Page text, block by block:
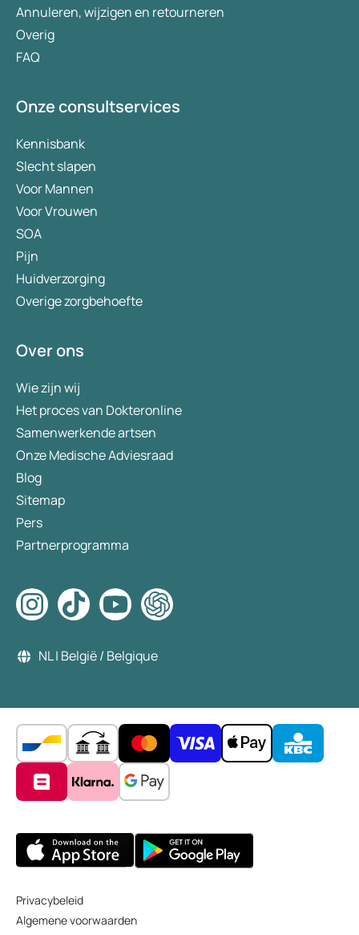
Annuleren, wijzigen en retourneren
Overig
FAQ
Onze consultservices
Kennisbank
Slecht slapen
Voor Mannen
Voor Vrouwen
SOA
Pijn
Huidverzorging
Overige zorgbehoefte
Over ons
Wie zijn wij
Het proces van Dokteronline
Samenwerkende artsen
Onze Medische Adviesraad
Blog
Sitemap
Pers
Partnerprogramma
NL | België / Belgique
Privacybeleid
Algemene voorwaarden